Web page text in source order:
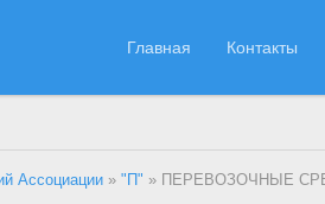
Главная Контакты
Ассоциации »"П" » ПЕРЕВОЗОЧНЫЕ СРЕДСТВА